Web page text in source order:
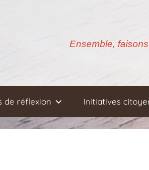
Ensemble,
de réflexion Initiatives